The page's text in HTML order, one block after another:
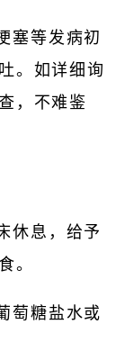
塞等发病初
。如详细询
，不难鉴
休息，给予
。
萄糖盐水或